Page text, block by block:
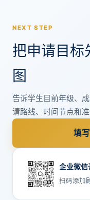
NEXT STEP
把申请目标
图
告诉学生目前年级、
请路线、时间节点和准
填
企业微信
扫码添加